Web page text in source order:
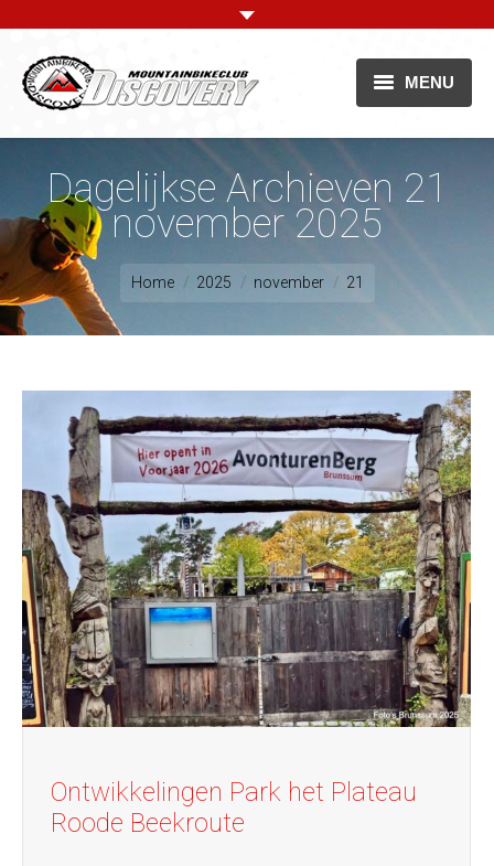
MENU
CLUB
ACTIVITEITEN
VASTE ROUTES
NIEUWS
Dagelijkse Archieven 21
november 2025
Je bent hier:
Home 2025 november 21
Ontwikkelingen Park het Plateau
Roode Beekroute